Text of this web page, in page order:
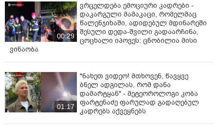
00:29
ვრცელდება ემოციური კადრები -
დაკარგული მამაკაცი, რომელმაც
წალენჯიხაში, ადიდებულ მდინარეში
შესული დედა-შვილი გადაარჩინა,
ცოცხალი იპოვეს: ცნობილია მისი
ვინაობა
01:17
"ნახეთ ვიდეო! მთხოვენ, წავყვე
ბნელ ადგილას, რომ დანა
დამარტყან" - მეტეოროლოგი კობა
ფარტენაძე ფარულად გადაღებულ
კადრებს აქვეყნებს